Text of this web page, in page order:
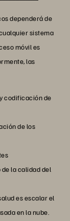
dependerá de
sistema
móvil es
las
codificación de
de los
la calidad del
es escalar el
en la nube.